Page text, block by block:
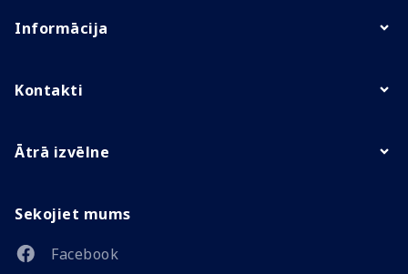
Informācija
Kontakti
Ātrā izvēlne
Sekojiet mums
Facebook